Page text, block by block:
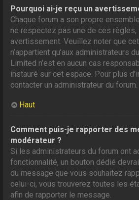
Pourquoi ai-je reçu un
Chaque forum a son propre
ne respectez pas une de ces règles,
avertissement. Veuillez noter que
n’appartient qu’aux administrateurs
Limited n’est en aucun cas
instauré sur cet espace. Pour plus
contacter un administrateur du forum.
Haut
Comment puis-je rapporter des
modérateur ?
Si les administrateurs du forum ont
fonctionnalité, un bouton dédié
du message que vous souhaitez
celui-ci, vous trouverez toutes les
afin de rapporter le message.